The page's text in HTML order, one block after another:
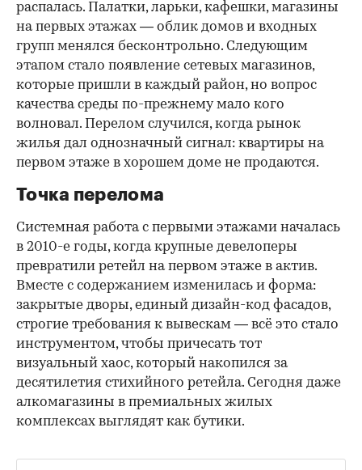
распалась. Палатки, ларьки, кафешки, магазины
на первых этажах — облик домов и входных
групп менялся бесконтрольно. Следующим
этапом стало появление сетевых магазинов,
которые пришли в каждый район, но вопрос
качества среды по-прежнему мало кого
волновал. Перелом случился, когда рынок
жилья дал однозначный сигнал: квартиры на
первом этаже в хорошем доме не продаются.
Точка перелома
Системная работа с первыми этажами началась
в 2010-е годы, когда крупные девелоперы
превратили ретейл на первом этаже в актив.
Вместе с содержанием изменилась и форма:
закрытые дворы, единый дизайн-код фасадов,
строгие требования к вывескам — всё это стало
инструментом, чтобы причесать тот
визуальный хаос, который накопился за
десятилетия стихийного ретейла. Сегодня даже
алкомагазины в премиальных жилых
комплексах выглядят как бутики.